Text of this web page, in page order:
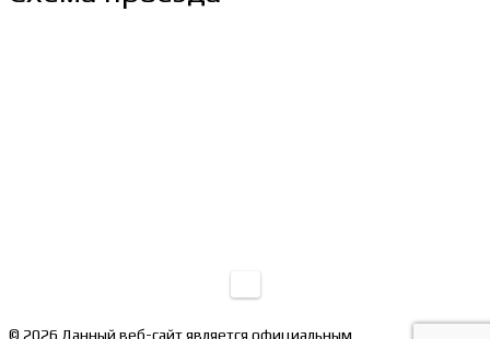
© 2026 Данный веб-сайт является официальным